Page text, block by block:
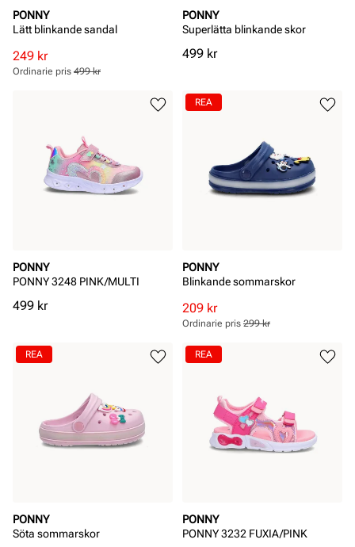
PONNY
Lätt blinkande sandal
Rabatterat
pris
249 kr
Ordinarie
pris
Ordinarie pris 499 kr
PONNY
Superlätta blinkande skor
Pris
499 kr
PONNY
PONNY 3248 PINK/MULTI
Pris
499 kr
PONNY
Blinkande sommarskor
Rabatterat
pris
Pris
209 kr
Ordinarie
pris
Pris
Ordinarie pris 299 kr
REA
PONNY
Söta sommarskor
REA
PONNY
PONNY 3232 FUXIA/PINK
REA